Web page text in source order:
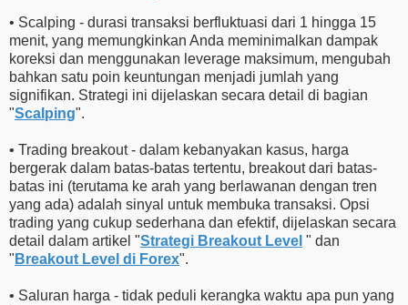
• Scalping - durasi transaksi berfluktuasi dari 1 hingga 15
menit, yang memungkinkan Anda meminimalkan dampak
koreksi dan menggunakan leverage maksimum, mengubah
bahkan satu poin keuntungan menjadi jumlah yang
signifikan. Strategi ini dijelaskan secara detail di bagian
"Scalping".
• Trading breakout - dalam kebanyakan kasus, harga
bergerak dalam batas-batas tertentu, breakout dari batas-
batas ini (terutama ke arah yang berlawanan dengan tren
yang ada) adalah sinyal untuk membuka transaksi. Opsi
trading yang cukup sederhana dan efektif, dijelaskan secara
detail dalam artikel "Strategi Breakout Level " dan
" Breakout Level di Forex".
• Saluran harga - tidak peduli kerangka waktu apa pun yang